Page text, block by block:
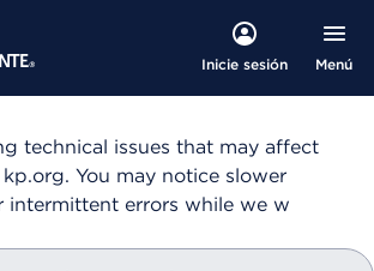
Inicie sesión Menú
technical issues that may affect
You may notice slower
intermittent errors while we w